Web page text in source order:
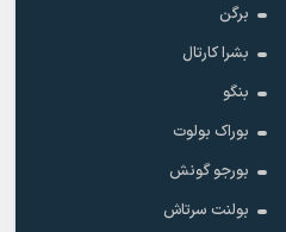
برگن
بشرا کارتال
بنگو
بوراک بولوت
بورجو گونش
بولنت سرتاش